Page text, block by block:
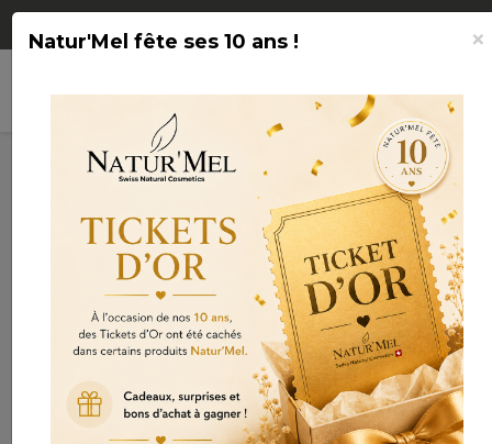
search shopping_cart(0)
Connexion
×
Natur'Mel fête ses 10 ans !